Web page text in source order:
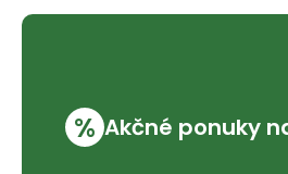
% Akčné ponuky